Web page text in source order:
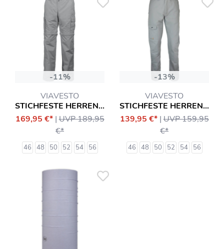
-11%
VIAVESTO
STICHFESTE HERREN-ZIPP-HOSE EANES
169,95 €* |UVP 189,95
€*
46 48 50 52 54 56
-13%
VIAVESTO
STICHFESTE HERRENHOSE INFANTE
139,95 €* |UVP 159,95
€*
46 48 50 52 54 56